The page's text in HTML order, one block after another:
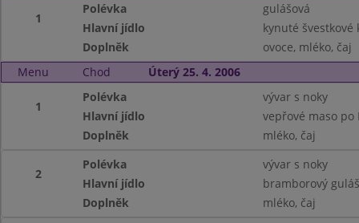
1
Polévka
gulášová
Hlavní jídlo
kynuté švestkové
Doplněk
ovoce, mléko, čaj
Menu
Chod Úterý 25. 4. 2006
1
Polévka
vývar s noky
Hlavní jídlo
vepřové maso po
Doplněk
mléko, čaj
2
Polévka
vývar s noky
Hlavní jídlo
bramborový
Doplněk
mléko, čaj